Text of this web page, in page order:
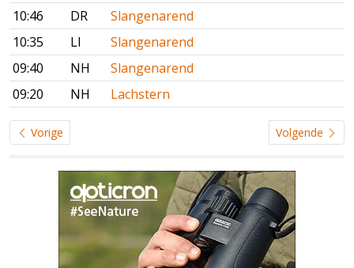
10:46
DR
Slangenarend
10:35
LI
Slangenarend
09:40
NH
Slangenarend
09:20
NH Lachstern
Vorige Volgende